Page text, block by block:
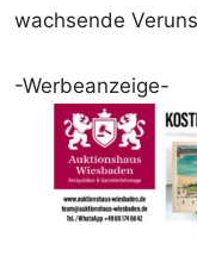
wachsende
-Werbeanzeige-